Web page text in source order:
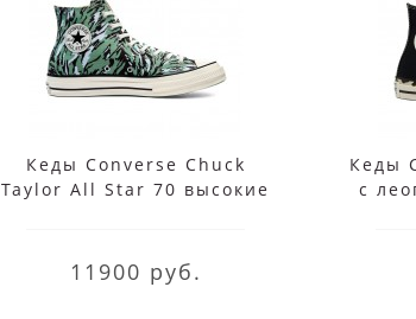
Кеды Converse Chuck
Taylor All Star 70 высокие
11900 руб.
Кеды
с